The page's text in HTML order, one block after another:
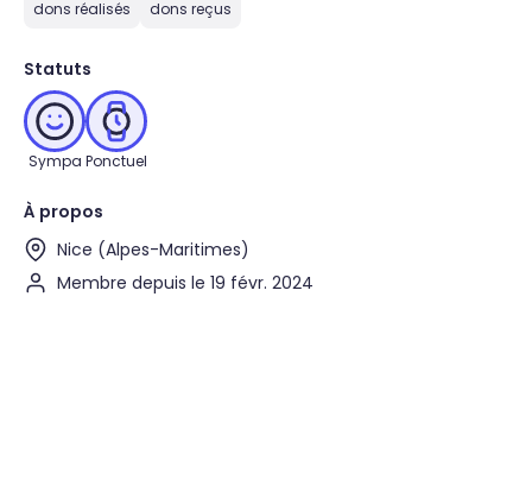
dons réalisés dons reçus
Statuts
Sympa Ponctuel
À propos
Nice (Alpes-Maritimes)
Membre depuis le 19 févr. 2024